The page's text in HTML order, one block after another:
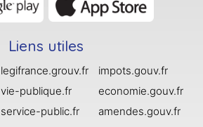
Liens utiles
legifrance.grouv.fr
vie-publique.fr
service-public.fr
impots.gouv.fr
economie.gouv.fr
amendes.gouv.fr